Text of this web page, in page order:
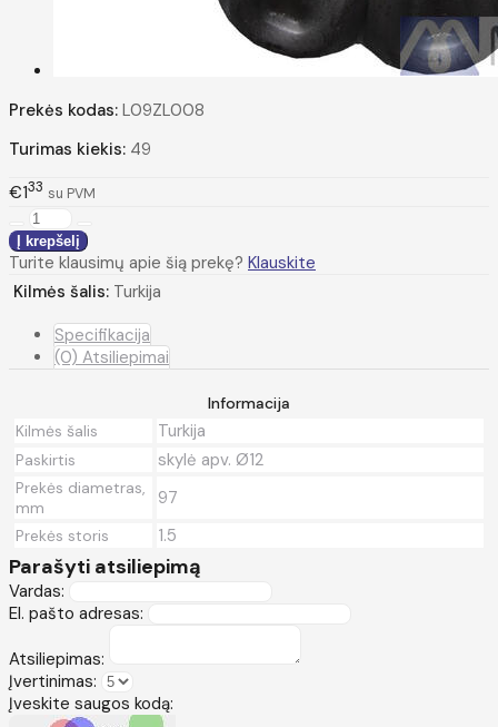
Prekės kodas: L09ZL008
Turimas kiekis: 49
€133 su PVM
Turite klausimų apie šią prekę? Klauskite
Kilmės šalis: Turkija
Specifikacija
(0) Atsiliepimai
Informacija
Kilmės šalis
Turkija
Paskirtis skylė apv. Ø12
Prekės diametras,
mm
97
Prekės storis 1.5
Parašyti atsiliepimą
Vardas:
El. pašto adresas:
Atsiliepimas:
Įvertinimas:
Įveskite saugos kodą: